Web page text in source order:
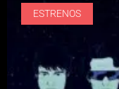
ESTRENOS